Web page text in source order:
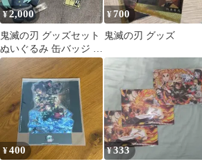
¥2,000
鬼滅の刃 グッズセット
ぬいぐるみ 缶バッジ ア
クリルキーホルダー
¥700
鬼滅の刃 グッズ
¥400 ¥333